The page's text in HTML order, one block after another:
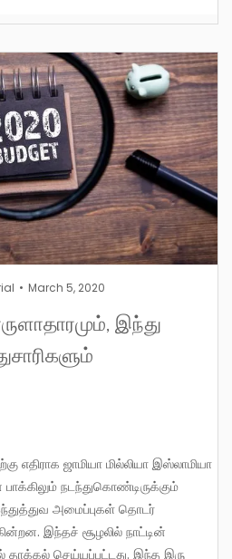
March 5, 2020
இந்து
நடந்துகொண்டிருக்கும்
அமைப்புகள் தொடர்
இந்தச் சூழலில் நாட்டின்
தாக்கல் செய்யப்பட்டது. இந்த இரு